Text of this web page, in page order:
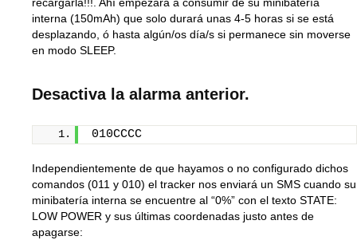
interna (150mAh) que solo durará unas 4-5 horas si se está
desplazando, ó hasta algún/os día/s si permanece sin moverse
en modo SLEEP.
Desactiva la alarma anterior.
010CCCC
Independientemente de que hayamos o no configurado dichos
comandos (011 y 010) el tracker nos enviará un SMS cuando su
minibatería interna se encuentre al “0%” con el texto STATE:
LOW POWER y sus últimas coordenadas justo antes de
apagarse: